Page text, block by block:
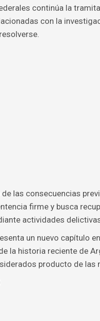
continúa la
con la
las consecuencias
firme y busca
actividades
un nuevo capítulo
la historia reciente de
producto de las